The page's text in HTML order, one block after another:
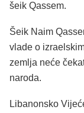
šeik Qassem.
Šeik Naim
vlade o
zemlja neće
naroda.
Libanonsko